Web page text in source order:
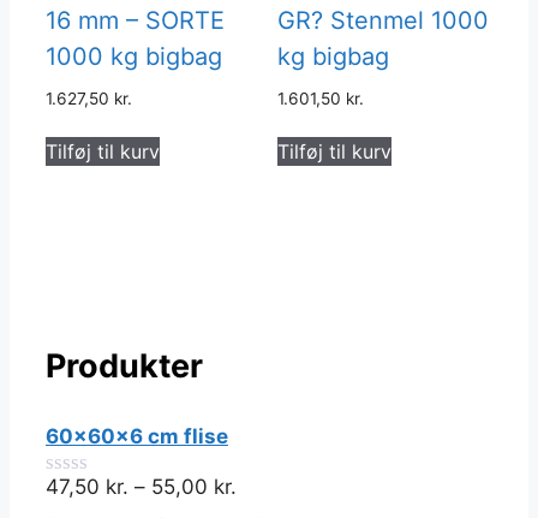
16 mm – SORTE
1000 kg bigbag
1.627,50 kr.
Tilføj til kurv
GR? Stenmel 1000
kg bigbag
1.601,50 kr.
Tilføj til kurv
Produkter
60x60x6 cm flise
0
ud
47,50 kr. – 55,00 kr.